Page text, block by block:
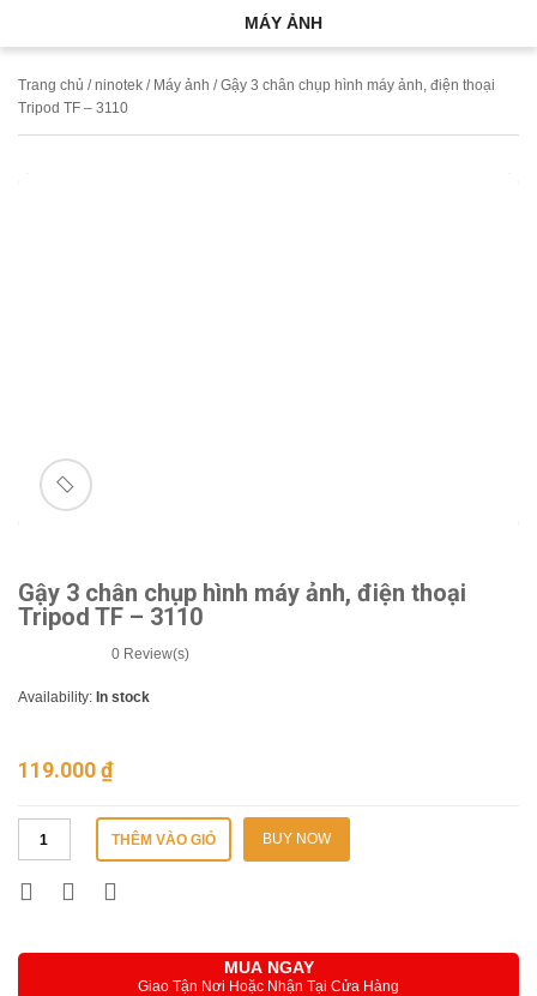
MÁY ẢNH
Trang chủ /ninotek / Máy ảnh / Gậy 3 chân chụp hình máy ảnh, điện thoại
Tripod TF – 3110
🔍
Gậy 3 chân chụp hình máy ảnh, điện thoại
Tripod TF – 3110
0 Review(s)
Availability: In stock
119.000₫
THÊM VÀO GIỎ BUY NOW
MUA NGAY
Giao Tận Nơi Hoặc Nhận Tại Cửa Hàng